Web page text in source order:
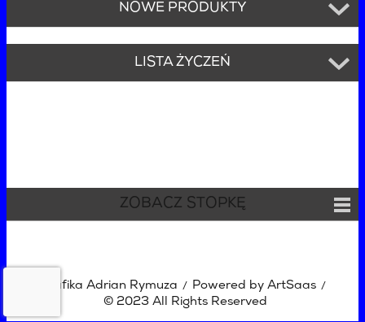
NOWE PRODUKTY
LISTA ŻYCZEŃ
ZOBACZ STOPKĘ
Grafika Adrian Rymuza / Powered by ArtSaas/
© 2023 All Rights Reserved